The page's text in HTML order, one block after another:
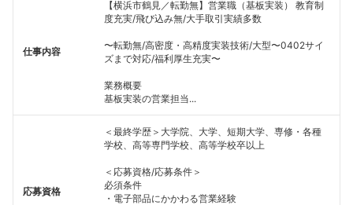
仕事内容
【横浜市鶴見／転勤無】営業職（基板実装） 教育制
度充実/飛び込み無/大手取引実績多数
〜転勤無/高密度・高精度実装技術/大型〜0402サイ
ズまで対応/福利厚生充実〜
業務概要
基板実装の営業担当...
応募資格
＜最終学歴＞大学院、大学、短期大学、専修・各種
学校、高等専門学校、高等学校卒以上
＜応募資格/応募条件＞
必須条件
・電子部品にかかわる営業経験